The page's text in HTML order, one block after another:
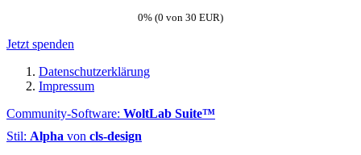
0% (0 von 30 EUR)
Jetzt spenden
Datenschutzerklärung
Impressum
Community-Software: WoltLab Suite™
Stil: Alpha von cls-design